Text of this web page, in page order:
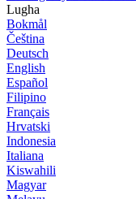
Lugha
Bokmål
Čeština
Deutsch
English
Español
Filipino
Français
Hrvatski
Indonesia
Italiana
Kiswahili
Magyar